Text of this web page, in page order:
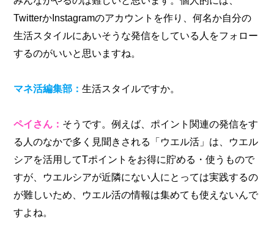
TwitterかInstagramのアカウントを作り、何名か自分の
生活スタイルにあいそうな発信をしている人をフォロー
するのがいいと思いますね。
マネ活編集部：生活スタイルですか。
ペイさん： そうです。例えば、ポイント関連の発信をす
る人のなかで多く見聞きされる「ウエル活」は、ウエル
シアを活用してTポイントをお得に貯める・使うもので
すが、ウエルシアが近隣にない人にとっては実践するの
が難しいため、ウエル活の情報は集めても使えないんで
すよね。